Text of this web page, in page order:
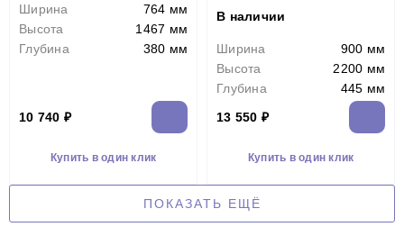
Ширина
764 мм
Высота
1467 мм
Глубина
380 мм
10 740 ₽
Купить в один клик
В наличии
Ширина
900 мм
Высота
2200 мм
Глубина
445 мм
13 550 ₽
Купить в один клик
ПОКАЗАТЬ ЕЩЁ